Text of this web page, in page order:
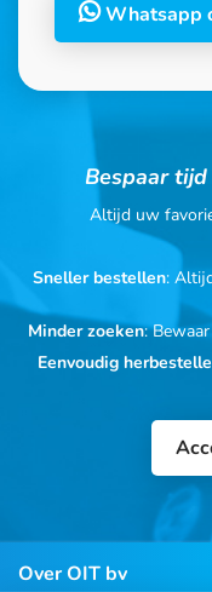
Whatsapp
Bespaar
Altijd uw
Sneller bestellen:
Minder zoeken:
Eenvoudig
Over OIT bv